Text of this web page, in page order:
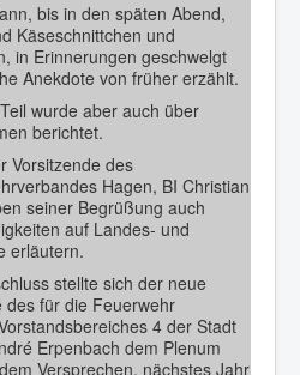
bis in den späten Abend,
Käseschnittchen und
in Erinnerungen geschwelgt
Anekdote von früher erzählt.
wurde aber auch über
berichtet.
Vorsitzende des
Hagen, BI Christian
seiner Begrüßung auch
auf Landes- und
erläutern.
stellte sich der neue
des für die Feuerwehr
4 der Stadt
Erpenbach dem Plenum
Versprechen, nächstes Jahr